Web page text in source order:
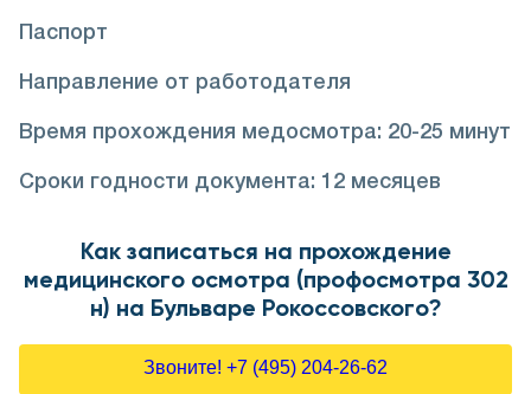
Паспорт
Направление от работодателя
Время прохождения медосмотра: 20-25 минут
Сроки годности документа: 12 месяцев
Как записаться на прохождение
медицинского осмотра (профосмотра 302
н) на Бульваре Рокоссовского?
Звоните! +7 (495) 204-26-62